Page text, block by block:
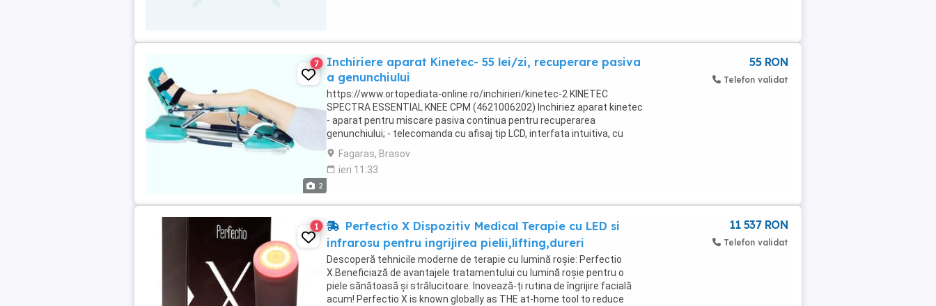
2
7
Inchiriere aparat Kinetec- 55 lei/zi, recuperare pasiva
a genunchiului
https://www.ortopediata-online.ro/inchirieri/kinetec-2 KINETEC
SPECTRA ESSENTIAL KNEE CPM (4621006202) Inchiriez aparat kinetec
- aparat pentru miscare pasiva continua pentru recuperarea
genunchiului; - telecomanda cu afisaj tip LCD, interfata intuitiva, cu
afisaj multilingv; - functie de feedback ...
Fagaras, Brasov
ieri 11:33
55 RON
Telefon validat
1
Perfectio X Dispozitiv Medical Terapie cu LED si
infrarosu pentru ingrijirea pielii,lifting,dureri
Descoperă tehnicile moderne de terapie cu lumină roșie: Perfectio
X.Beneficiază de avantajele tratamentului cu lumină roșie pentru o
piele sănătoasă și strălucitoare. Inovează-ți rutina de îngrijire facială
acum! Perfectio X is known globally as THE at-home tool to reduce
11 537 RON
Telefon validat